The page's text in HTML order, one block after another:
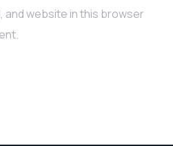
and website in this browser